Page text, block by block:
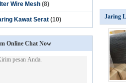
Wire Mesh (8)
Kawat Serat (10)
Online Chat Now
Jaring